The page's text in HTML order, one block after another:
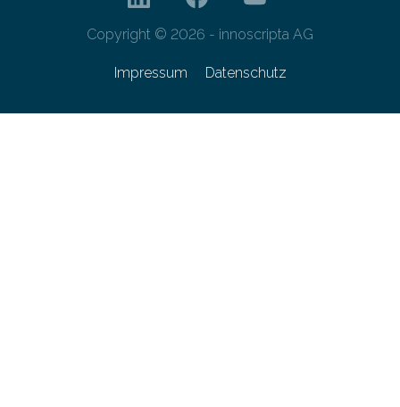
Copyright © 2026 - innoscripta AG
Impressum Datenschutz